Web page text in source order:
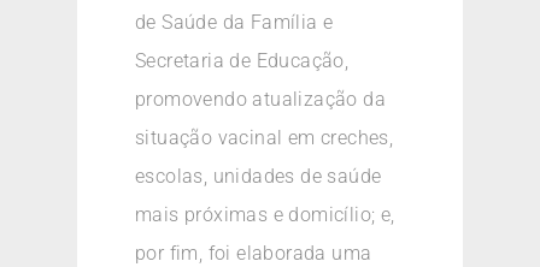
de Saúde da Família e
Secretaria de Educação,
promovendo atualização da
situação vacinal em creches,
escolas, unidades de saúde
mais próximas e domicílio; e,
por fim, foi elaborada uma